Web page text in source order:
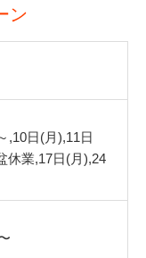
ン
,10日(月),11日
休業,17日(月),24